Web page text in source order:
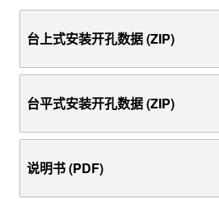
台上式安装开孔数据 (ZIP)
台平式安装开孔数据 (ZIP)
说明书 (PDF)